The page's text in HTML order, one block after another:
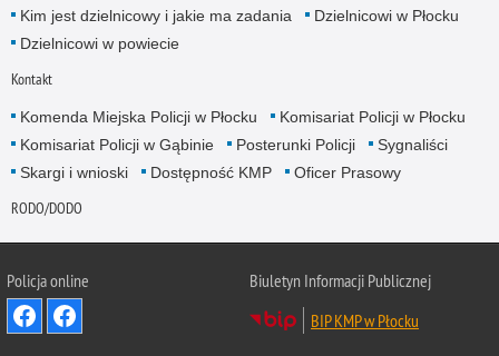
Kim jest dzielnicowy i jakie ma zadania
Dzielnicowi w Płocku
Dzielnicowi w powiecie
Kontakt
Komenda Miejska Policji w Płocku
Komisariat Policji w Płocku
Komisariat Policji w Gąbinie
Posterunki Policji
Sygnaliści
Skargi i wnioski
Dostępność KMP Oficer Prasowy
RODO/DODO
Policja online
Biuletyn Informacji Publicznej
BIP KMP w Płocku